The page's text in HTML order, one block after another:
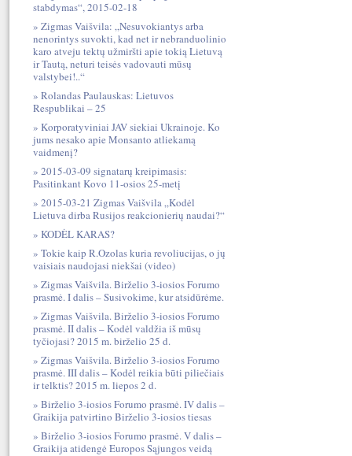
stabdymas“, 2015-02-18
Zigmas Vaišvila: „Nesuvokiantys arba
nenorintys suvokti, kad net ir nebranduolinio
karo atveju tektų užmiršti apie tokią Lietuvą
ir Tautą, neturi teisės vadovauti mūsų
valstybei!..“
Rolandas Paulauskas: Lietuvos
Respublikai – 25
Korporatyviniai JAV siekiai Ukrainoje. Ko
jums nesako apie Monsanto atliekamą
vaidmenį?
2015-03-09 signatarų kreipimasis:
Pasitinkant Kovo 11-osios 25-metį
2015-03-21 Zigmas Vaišvila „Kodėl
Lietuva dirba Rusijos reakcionierių naudai?“
KODĖL KARAS?
Tokie kaip R.Ozolas kuria revoliucijas, o jų
vaisiais naudojasi niekšai (video)
Zigmas Vaišvila. Birželio 3-iosios Forumo
prasmė. I dalis – Susivokime, kur atsidūrėme.
Zigmas Vaišvila. Birželio 3-iosios Forumo
prasmė. II dalis – Kodėl valdžia iš mūsų
tyčiojasi? 2015 m. birželio 25 d.
Zigmas Vaišvila. Birželio 3-iosios Forumo
prasmė. III dalis – Kodėl reikia būti piliečiais
ir telktis? 2015 m. liepos 2 d.
Birželio 3-iosios Forumo prasmė. IV dalis –
Graikija patvirtino Birželio 3-iosios tiesas
Birželio 3-iosios Forumo prasmė. V dalis –
Graikija atidengė Europos Sąjungos veidą